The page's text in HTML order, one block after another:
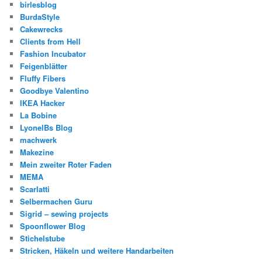
birlesblog
BurdaStyle
Cakewrecks
Clients from Hell
Fashion Incubator
Feigenblätter
Fluffy Fibers
Goodbye Valentino
IKEA Hacker
La Bobine
LyonelBs Blog
machwerk
Makezine
Mein zweiter Roter Faden
MEMA
Scarlatti
Selbermachen Guru
Sigrid – sewing projects
Spoonflower Blog
Stichelstube
Stricken, Häkeln und weitere Handarbeiten